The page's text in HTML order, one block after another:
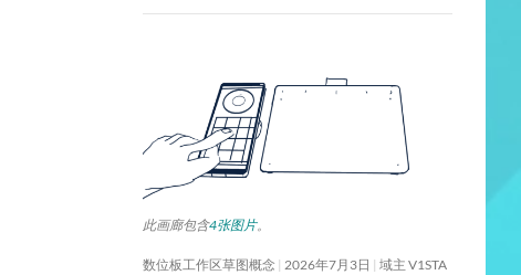
此画廊包含4张图片。
数位板工作区草图概念 2026年7月3日
域主 V1STA